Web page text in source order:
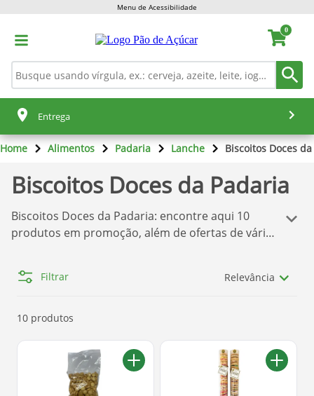
Menu de Acessibilidade
0
Entrega
Home Alimentos Padaria Lanche Biscoitos Doces
Biscoitos Doces da Padaria
Biscoitos Doces da Padaria: encontre aqui 10
produtos em promoção, além de ofertas de várias
sem dor de cabeça! Temos aqui a melhor seleção
de produtos
. Se você quer comprar
ofertas abaixo.
Filtrar Relevância
10 produtos